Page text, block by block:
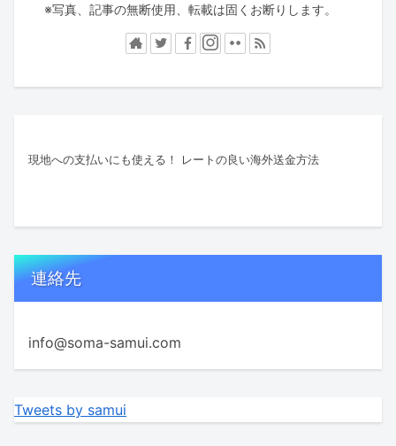
※写真、記事の無断使用、転載は固くお断りします。
現地への支払いにも使える！ レートの良い海外送金方法
連絡先
info@soma-samui.com
Tweets by samui